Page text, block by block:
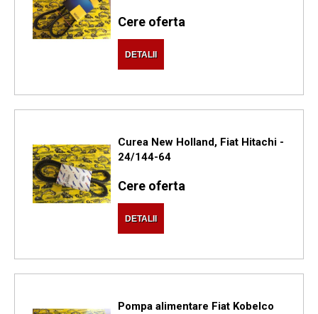
Cere oferta
DETALII
Curea New Holland, Fiat Hitachi -
24/144-64
Cere oferta
DETALII
Pompa alimentare Fiat Kobelco